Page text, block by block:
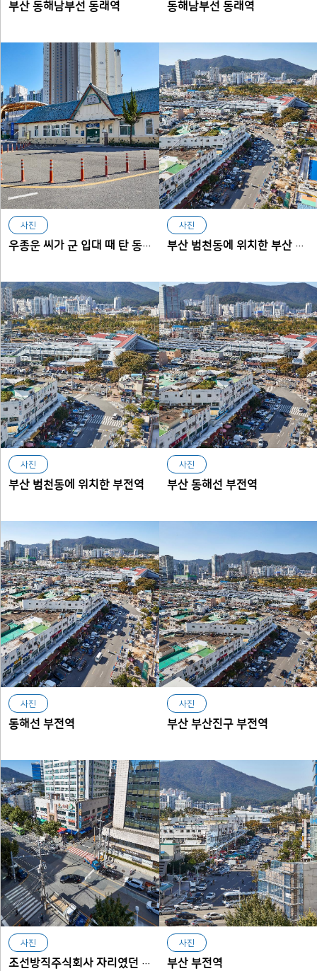
부산 동해남부선 동래역 동해남부선 동래역
사진
우종운 씨가 군 입대 때 탄 동해남부선 동래역의 외부
사진
부산 범천동에 위치한 부산 동해선 부전역
사진
부산 범천동에 위치한 부전역
사진
부산 동해선 부전역
사진
동해선 부전역
사진
부산 부산진구 부전역
사진
조선방직주식회사 자리였던 부산 서부터미널 터
사진
부산 부전역